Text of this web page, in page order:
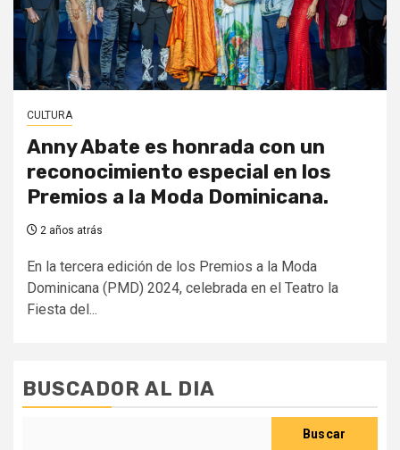
CULTURA
Anny Abate es honrada con un
reconocimiento especial en los
Premios a la Moda Dominicana.
2 años atrás
En la tercera edición de los Premios a la Moda
Dominicana (PMD) 2024, celebrada en el Teatro la
Fiesta del...
BUSCADOR AL DIA
Buscar